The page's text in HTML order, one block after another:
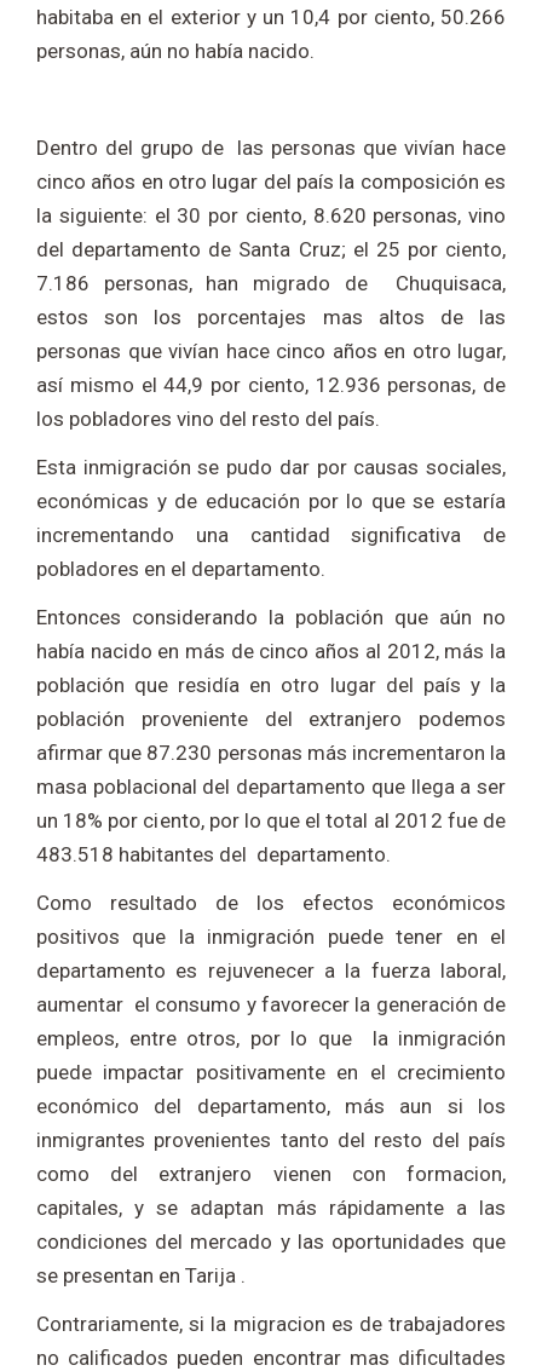
habitaba en el exterior y un 10,4 por ciento, 50.266
personas, aún no había nacido.
Dentro del grupo de las personas que vivían hace
cinco años en otro lugar del país la composición es
la siguiente: el 30 por ciento, 8.620 personas, vino
del departamento de Santa Cruz; el 25 por ciento,
7.186 personas, han migrado de Chuquisaca,
estos son los porcentajes mas altos de las
personas que vivían hace cinco años en otro lugar,
así mismo el 44,9 por ciento, 12.936 personas, de
los pobladores vino del resto del país.
Esta inmigración se pudo dar por causas sociales,
económicas y de educación por lo que se estaría
incrementando una cantidad significativa de
pobladores en el departamento.
Entonces considerando la población que aún no
había nacido en más de cinco años al 2012, más la
población que residía en otro lugar del país y la
población proveniente del extranjero podemos
afirmar que 87.230 personas más incrementaron la
masa poblacional del departamento que llega a ser
un 18% por ciento, por lo que el total al 2012 fue de
483.518 habitantes del departamento.
Como resultado de los efectos económicos
positivos que la inmigración puede tener en el
departamento es rejuvenecer a la fuerza laboral,
aumentar el consumo y favorecer la generación de
empleos, entre otros, por lo que la inmigración
puede impactar positivamente en el crecimiento
económico del departamento, más aun si los
inmigrantes provenientes tanto del resto del país
como del extranjero vienen con formacion,
capitales, y se adaptan más rápidamente a las
condiciones del mercado y las oportunidades que
se presentan en Tarija .
Contrariamente, si la migracion es de trabajadores
no calificados pueden encontrar mas dificultades